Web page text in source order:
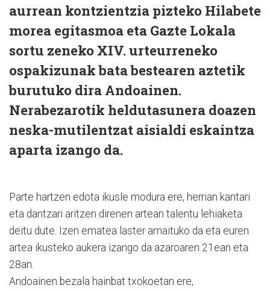
aurrean kontzientzia pizteko Hilabete
morea egitasmoa eta Gazte Lokala
sortu zeneko XIV. urteurreneko
ospakizunak bata bestearen aztetik
burutuko dira Andoainen.
Nerabezarotik heldutasunera doazen
neska-mutilentzat aisialdi eskaintza
aparta izango da.
Parte hartzen edota ikusle modura ere, herrian kantari
eta dantzari aritzen direnen artean talentu lehiaketa
deitu dute. Izen ematea laster amaituko da eta euren
artea ikusteko aukera izango da azaroaren 21ean eta
28an.
Andoainen bezala hainbat txokoetan ere,